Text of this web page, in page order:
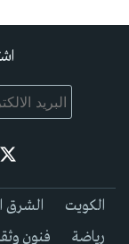
الكويت الشرق
رياضة
فنون